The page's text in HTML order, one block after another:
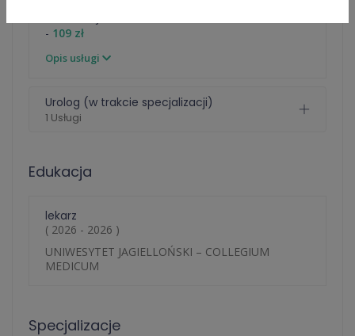
- 109 zł
Opis usługi
Urolog (w trakcie specjalizacji)
1 Usługi
Edukacja
lekarz
( 2026 - 2026 )
UNIWESYTET JAGIELLOŃSKI – COLLEGIUM
MEDICUM
Specjalizacje